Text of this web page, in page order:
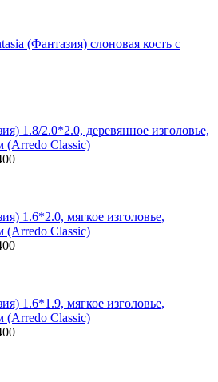
(Фантазия) слоновая кость с
1.8/2.0*2.0, деревянное изголовье,
(Arredo Classic)
1.6*2.0, мягкое изголовье,
(Arredo Classic)
1.6*1.9, мягкое изголовье,
(Arredo Classic)